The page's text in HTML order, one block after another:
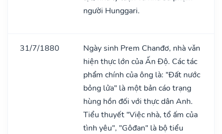
người Hunggari.
31/7/1880
Ngày sinh Prem Chanđơ, nhà vǎn
hiện thực lớn của Ấn Độ. Các tác
phẩm chính của ông là: "Đất nước
bỏng lửa" là một bản cáo trạng
hùng hồn đối với thực dân Anh.
Tiểu thuyết "Việc nhà, tổ ấm của
tình yêu", "Gôđan" là bộ tiểu